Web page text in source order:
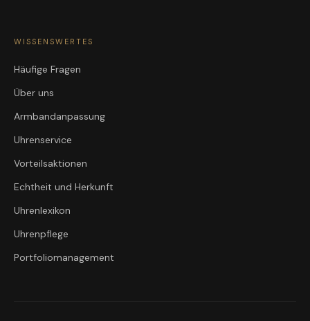
WISSENSWERTES
Häufige Fragen
Über uns
Armbandanpassung
Uhrenservice
Vorteilsaktionen
Echtheit und Herkunft
Uhrenlexikon
Uhrenpflege
Portfoliomanagement